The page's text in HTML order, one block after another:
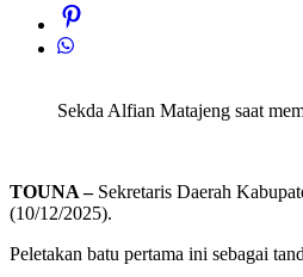
Sekda Alfian Matajeng saat
TOUNA – Sekretaris Daerah
(10/12/2025).
Peletakan batu pertama ini sebagai